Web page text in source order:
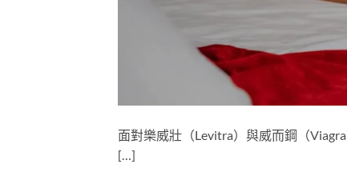
面對樂威壯（Levitra）與威而鋼（
[…]